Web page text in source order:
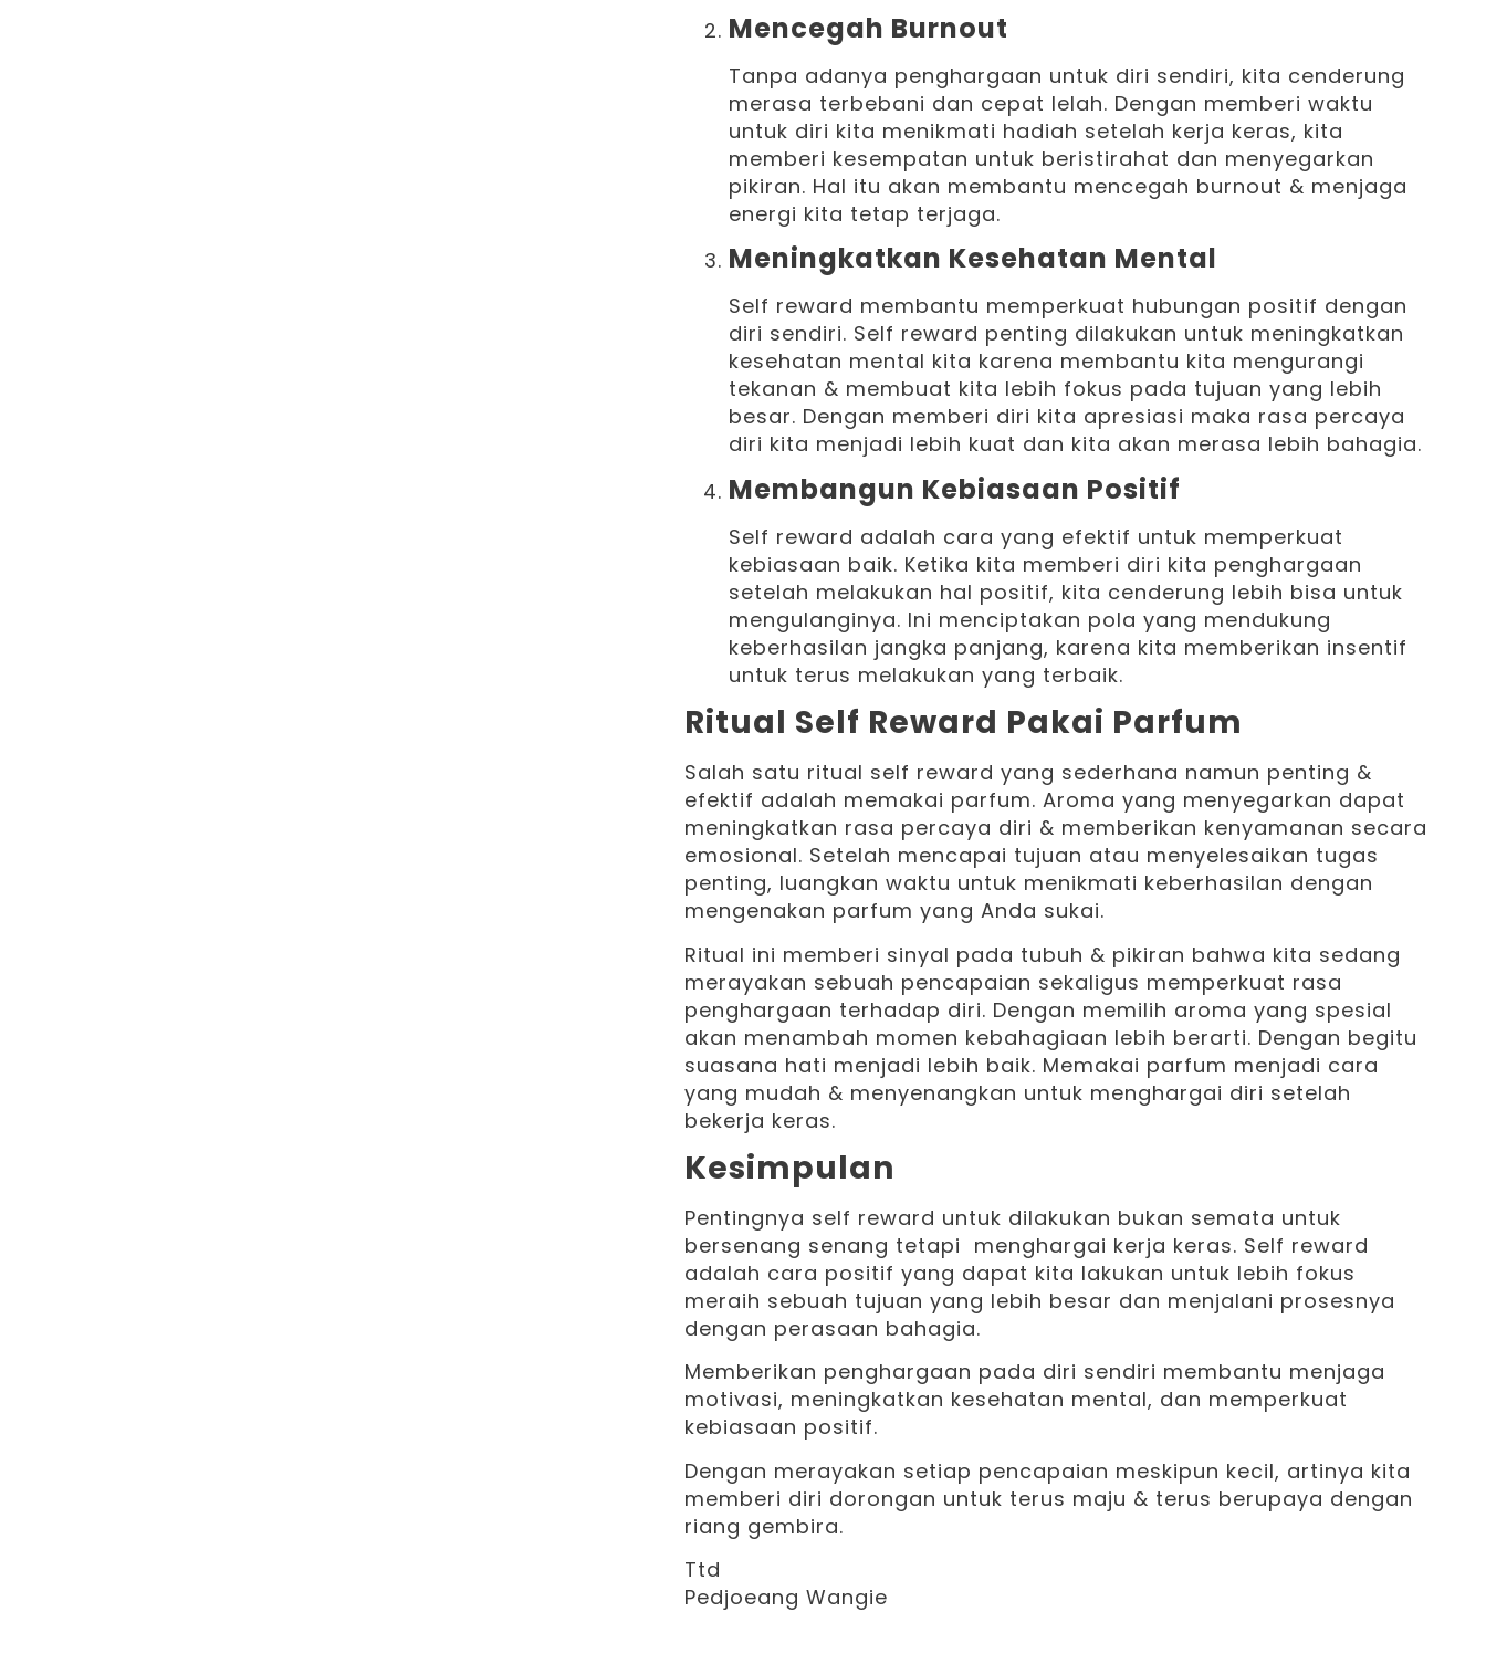
Mencegah Burnout
Tanpa adanya penghargaan untuk diri sendiri, kita cenderung
merasa terbebani dan cepat lelah. Dengan memberi waktu
untuk diri kita menikmati hadiah setelah kerja keras, kita
memberi kesempatan untuk beristirahat dan menyegarkan
pikiran. Hal itu akan membantu mencegah burnout & menjaga
energi kita tetap terjaga.
Meningkatkan Kesehatan Mental
Self reward membantu memperkuat hubungan positif dengan
diri sendiri. Self reward penting dilakukan untuk meningkatkan
kesehatan mental kita karena membantu kita mengurangi
tekanan & membuat kita lebih fokus pada tujuan yang lebih
besar. Dengan memberi diri kita apresiasi maka rasa percaya
diri kita menjadi lebih kuat dan kita akan merasa lebih bahagia.
Membangun Kebiasaan Positif
Self reward adalah cara yang efektif untuk memperkuat
kebiasaan baik. Ketika kita memberi diri kita penghargaan
setelah melakukan hal positif, kita cenderung lebih bisa untuk
mengulanginya. Ini menciptakan pola yang mendukung
keberhasilan jangka panjang, karena kita memberikan insentif
untuk terus melakukan yang terbaik.
Ritual Self Reward Pakai Parfum
Salah satu ritual self reward yang sederhana namun penting &
efektif adalah memakai parfum. Aroma yang menyegarkan dapat
meningkatkan rasa percaya diri & memberikan kenyamanan secara
emosional. Setelah mencapai tujuan atau menyelesaikan tugas
penting, luangkan waktu untuk menikmati keberhasilan dengan
mengenakan parfum yang Anda sukai.
Ritual ini memberi sinyal pada tubuh & pikiran bahwa kita sedang
merayakan sebuah pencapaian sekaligus memperkuat rasa
penghargaan terhadap diri. Dengan memilih aroma yang spesial
akan menambah momen kebahagiaan lebih berarti. Dengan begitu
suasana hati menjadi lebih baik. Memakai parfum menjadi cara
yang mudah & menyenangkan untuk menghargai diri setelah
bekerja keras.
Kesimpulan
Pentingnya self reward untuk dilakukan bukan semata untuk
bersenang senang tetapi menghargai kerja keras. Self reward
adalah cara positif yang dapat kita lakukan untuk lebih fokus
meraih sebuah tujuan yang lebih besar dan menjalani prosesnya
dengan perasaan bahagia.
Memberikan penghargaan pada diri sendiri membantu menjaga
motivasi, meningkatkan kesehatan mental, dan memperkuat
kebiasaan positif.
Dengan merayakan setiap pencapaian meskipun kecil, artinya kita
memberi diri dorongan untuk terus maju & terus berupaya dengan
riang gembira.
Ttd
Pedjoeang Wangie